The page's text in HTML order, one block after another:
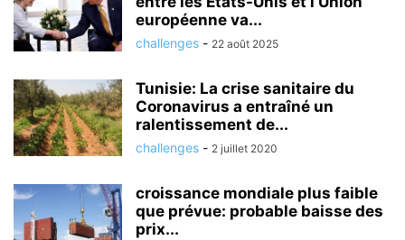
européenne va...
challenges - 22 août 2025
Tunisie: La crise sanitaire du
Coronavirus a entraîné un
ralentissement de...
challenges - 2 juillet 2020
croissance mondiale plus faible
que prévue: probable baisse des
prix...